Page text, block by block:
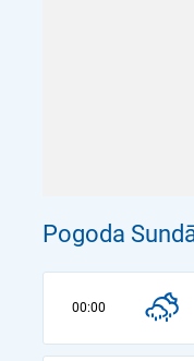
Pogoda
00:00